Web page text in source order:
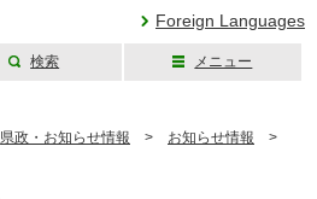
Foreign Languages
検索 メニュー
県政・お知らせ情報 > お知らせ情報 >